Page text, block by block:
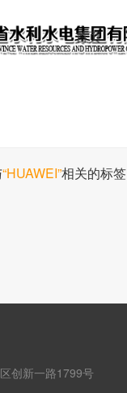
首页
“HUAWEI”相关的标签
创新一路1799号